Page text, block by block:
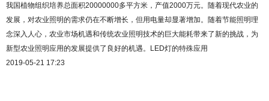
我国植物组织培养总面积20000000多平方米，产值2000万元。随着现代农业的
发展，对农业照明的需求仍在不断增长，但用电量却显著增加。随着节能照明理
念深入人心，农业市场机遇和传统农业照明技术的巨大能耗带来了新的挑战，为
新型农业照明应用的发展提供了良好的机遇。LED灯的特殊应用
2019-05-21 17:23